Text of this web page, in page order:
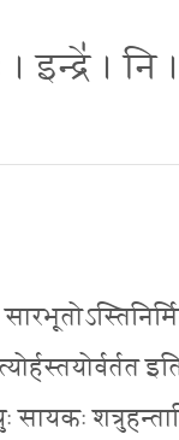
इन्द्रे॑ । नि
इति